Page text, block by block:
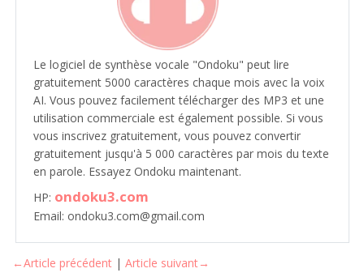
Le logiciel de synthèse vocale "Ondoku" peut lire
gratuitement 5000 caractères chaque mois avec la voix
AI. Vous pouvez facilement télécharger des MP3 et une
utilisation commerciale est également possible. Si vous
vous inscrivez gratuitement, vous pouvez convertir
gratuitement jusqu'à 5 000 caractères par mois du texte
en parole. Essayez Ondoku maintenant.
HP: ondoku3.com
Email: ondoku3.com@gmail.com
←Article précédent | Article suivant→